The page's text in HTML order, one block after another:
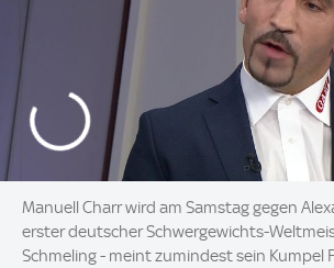
Manuell Charr wird am Samstag gegen
erster deutscher Schwergewichts-
Schmeling - meint zumindest sein Kumpel